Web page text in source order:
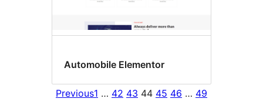
Automobile Elementor
Previous1 … 42 43 44 45 46 … 49